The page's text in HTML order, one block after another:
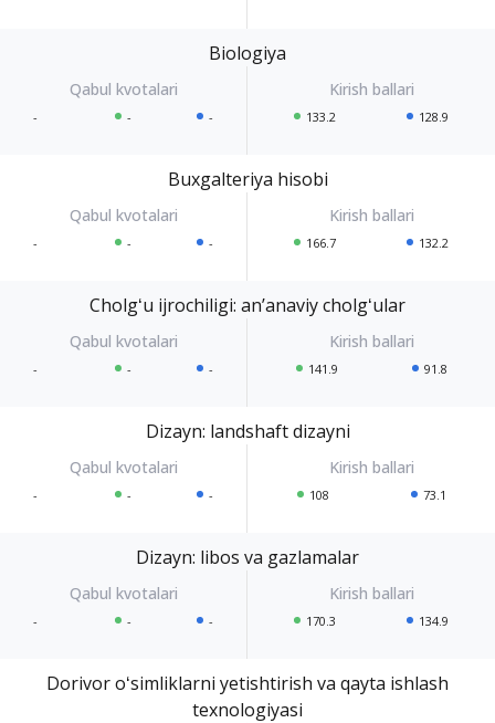
Biologiya
- - - 133.2 128.9
Buxgalteriya hisobi
- - - 166.7 132.2
Cholgʻu ijrochiligi: anʼanaviy cholgʻular
- - - 141.9 91.8
Dizayn: landshaft dizayni
- - - 108 73.1
Dizayn: libos va gazlamalar
- - - 170.3 134.9
Dorivor oʻsimliklarni yetishtirish va qayta ishlash
texnologiyasi